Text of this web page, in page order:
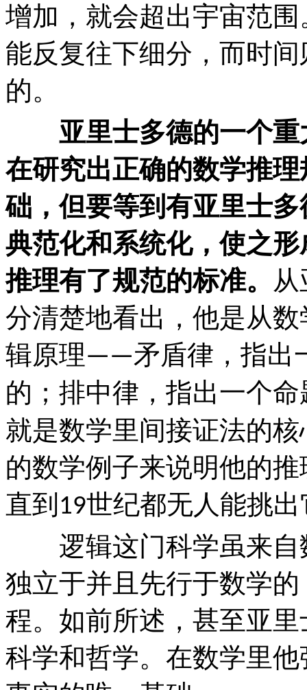
增加，就会超出宇宙范
能反复往下细分，而时
的。
亚里士多德的一个
在研究出正确的数学推
础，但要等到有亚里士
典范化和系统化，使之
推理有了规范的标准。
分清楚地看出，他是从
辑原理——矛盾律，指出
的；排中律，指出一个
就是数学里间接证法的
的数学例子来说明他的
直到 19世纪都无人能挑
逻辑这门科学虽来自
独立于并且先行于数学
程。如前所述，甚至亚
科学和哲学。在数学里